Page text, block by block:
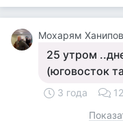
Мохарям Ханипов
25 утром
(юговосток
3 года 12